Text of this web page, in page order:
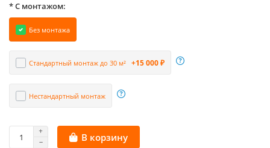
* С монтажом:
Без монтажа
Стандартный монтаж до 30 м² +15 000 ₽
Нестандартный монтаж
В корзину